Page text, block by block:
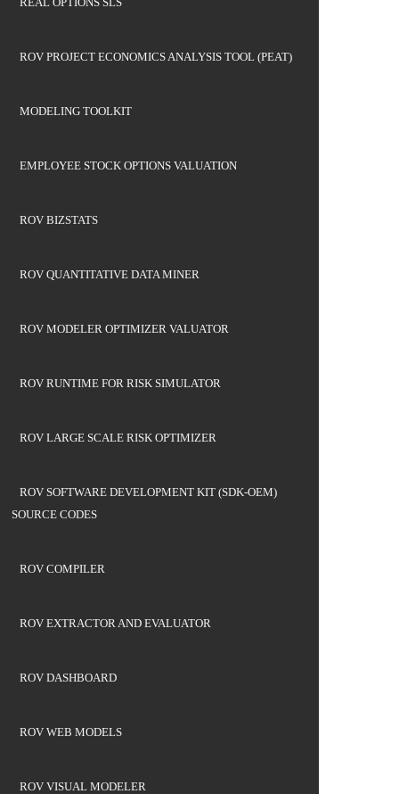
ROV PROJECT ECONOMICS ANALYSIS TOOL (PEAT)
MODELING TOOLKIT
EMPLOYEE STOCK OPTIONS VALUATION
ROV BIZSTATS
ROV QUANTITATIVE DATA MINER
ROV MODELER OPTIMIZER VALUATOR
ROV RUNTIME FOR RISK SIMULATOR
ROV LARGE SCALE RISK OPTIMIZER
ROV SOFTWARE DEVELOPMENT KIT (SDK-OEM)
SOURCE CODES
ROV COMPILER
ROV EXTRACTOR AND EVALUATOR
ROV DASHBOARD
ROV WEB MODELS
ROV VISUAL MODELER